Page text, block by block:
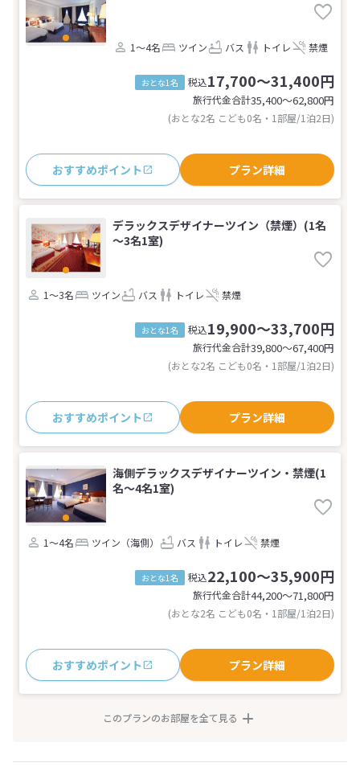
1～4名 ツイン バス トイレ 禁煙
おとな1名 税込17,700～31,400円
旅行代金合計35,400〜62,800円
(おとな2名 こども0名・1部屋/1泊2日)
おすすめポイント プラン詳細
デラックスデザイナーツイン（禁煙）(1名
～3名1室)
1～3名 ツイン バス トイレ 禁煙
おとな1名 税込19,900～33,700円
旅行代金合計39,800〜67,400円
(おとな2名 こども0名・1部屋/1泊2日)
おすすめポイント プラン詳細
海側デラックスデザイナーツイン・禁煙(1
名～4名1室)
1～4名 ツイン（海側） バス トイレ 禁煙
おとな1名 税込22,100～35,900円
旅行代金合計44,200〜71,800円
(おとな2名 こども0名・1部屋/1泊2日)
おすすめポイント プラン詳細
このプランのお部屋を全て見る